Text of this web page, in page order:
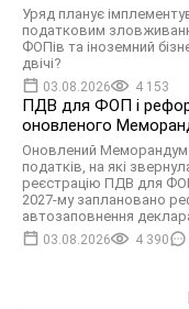
Уряд планує
податковим
ФОПів та іноземний
двічі?
03.08.2026 4 153
ПДВ для ФОП і
оновленого
Оновлений Меморандум
податків, на які
реєстрацію ПДВ для
2027-му заплановано
автозаповнення
03.08.2026 4 390